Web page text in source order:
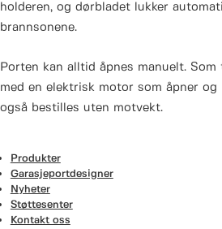
holderen, og dørbladet lukker
brannsonene.
Porten kan alltid åpnes manuelt.
med en elektrisk motor som åpner og
også bestilles uten motvekt.
Produkter
Garasjeportdesigner
Nyheter
Støttesenter
Kontakt oss